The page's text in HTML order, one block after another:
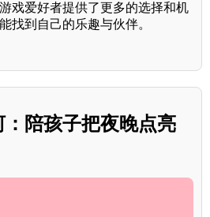
戏爱好者提供了更多的选择和机
找到自己的乐趣与伙伴。
陪孩子把夜晚点亮